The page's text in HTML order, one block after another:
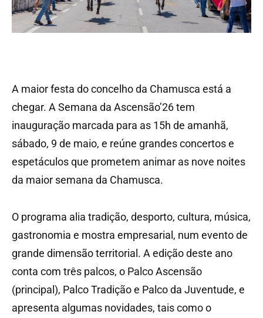
A maior festa do concelho da Chamusca está a
chegar. A Semana da Ascensão’26 tem
inauguração marcada para as 15h de amanhã,
sábado, 9 de maio, e reúne grandes concertos e
espetáculos que prometem animar as nove noites
da maior semana da Chamusca.
O programa alia tradição, desporto, cultura, música,
gastronomia e mostra empresarial, num evento de
grande dimensão territorial. A edição deste ano
conta com três palcos, o Palco Ascensão
(principal), Palco Tradição e Palco da Juventude, e
apresenta algumas novidades, tais como o